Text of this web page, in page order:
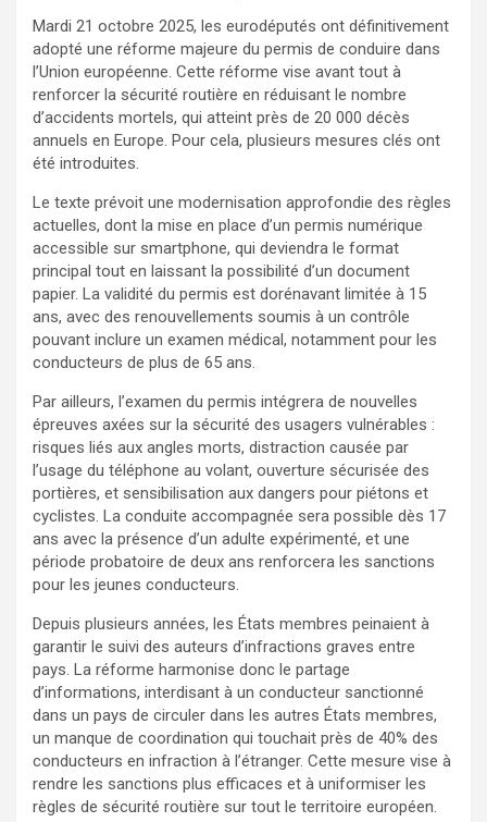
Mardi 21 octobre 2025, les eurodéputés ont définitivement
adopté une réforme majeure du permis de conduire dans
l’Union européenne. Cette réforme vise avant tout à
renforcer la sécurité routière en réduisant le nombre
d’accidents mortels, qui atteint près de 20 000 décès
annuels en Europe. Pour cela, plusieurs mesures clés ont
été introduites.
Le texte prévoit une modernisation approfondie des règles
actuelles, dont la mise en place d’un permis numérique
accessible sur smartphone, qui deviendra le format
principal tout en laissant la possibilité d’un document
papier. La validité du permis est dorénavant limitée à 15
ans, avec des renouvellements soumis à un contrôle
pouvant inclure un examen médical, notamment pour les
conducteurs de plus de 65 ans.
Par ailleurs, l’examen du permis intégrera de nouvelles
épreuves axées sur la sécurité des usagers vulnérables :
risques liés aux angles morts, distraction causée par
l’usage du téléphone au volant, ouverture sécurisée des
portières, et sensibilisation aux dangers pour piétons et
cyclistes. La conduite accompagnée sera possible dès 17
ans avec la présence d’un adulte expérimenté, et une
période probatoire de deux ans renforcera les sanctions
pour les jeunes conducteurs.
Depuis plusieurs années, les États membres peinaient à
garantir le suivi des auteurs d’infractions graves entre
pays. La réforme harmonise donc le partage
d’informations, interdisant à un conducteur sanctionné
dans un pays de circuler dans les autres États membres,
un manque de coordination qui touchait près de 40% des
conducteurs en infraction à l’étranger. Cette mesure vise à
rendre les sanctions plus efficaces et à uniformiser les
règles de sécurité routière sur tout le territoire européen.